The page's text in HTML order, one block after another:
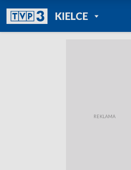
KIELCEPOWRÓT DO
TVP REGIONY